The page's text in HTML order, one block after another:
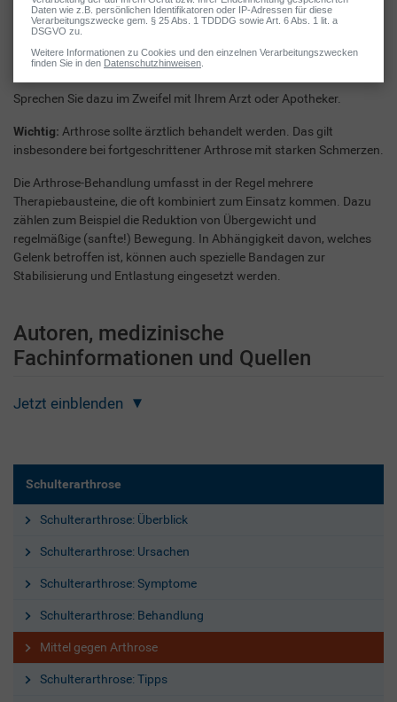
In manchen Fällen kann auch die kurzzeitige Einnahme von
Schmerztabletten (z. B. Diclofenac, Ibuprofen) sinnvoll sein.
Sprechen Sie dazu im Zweifel mit Ihrem Arzt oder Apotheker.
Wichtig: Arthrose sollte ärztlich behandelt werden. Das gilt
insbesondere bei fortgeschrittener Arthrose mit starken Schmerzen.
Die Arthrose-Behandlung umfasst in der Regel mehrere
Therapiebausteine, die oft kombiniert zum Einsatz kommen. Dazu
zählen zum Beispiel die Reduktion von Übergewicht und
regelmäßige (sanfte!) Bewegung. In Abhängigkeit davon, welches
Gelenk betroffen ist, können auch spezielle Bandagen zur
Stabilisierung und Entlastung eingesetzt werden.
Autoren, medizinische
Fachinformationen und Quellen
Jetzt einblenden
Schulterarthrose
Schulterarthrose: Überblick
Schulterarthrose: Ursachen
Schulterarthrose: Symptome
Schulterarthrose: Behandlung
Mittel gegen Arthrose
Schulterarthrose: Tipps